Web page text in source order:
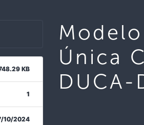
KB
1
10/2024
Única
DUCA-